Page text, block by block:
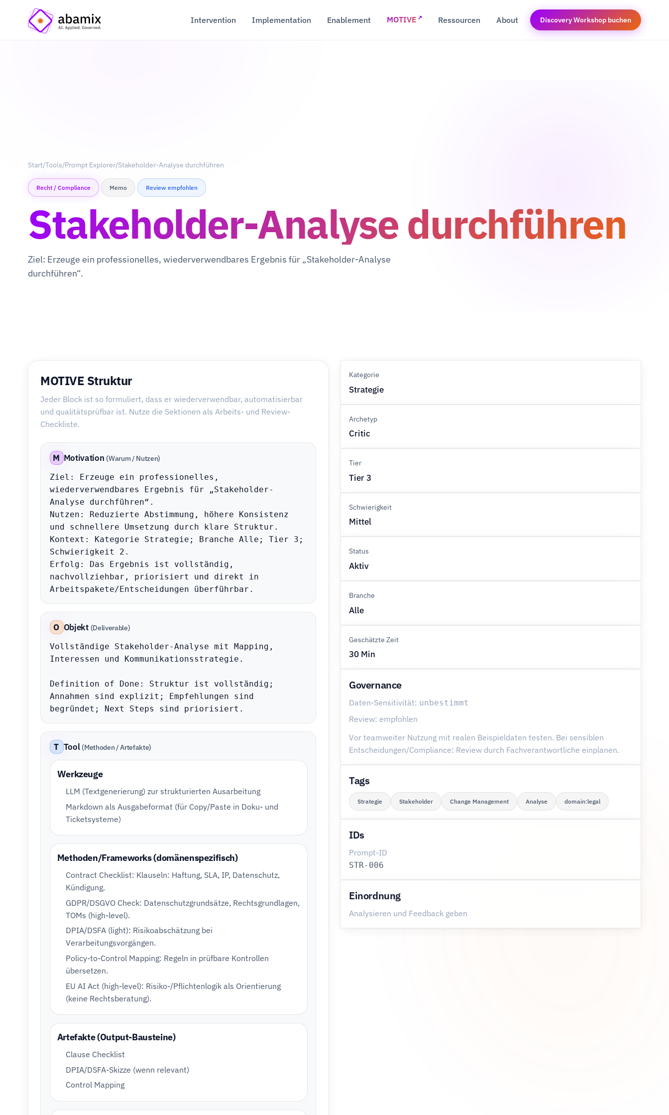
Intervention Implementation Enablement MOTIVE ↗ Ressourcen About Discovery Workshop buchen
Start/Tools/Prompt Explorer/Stakeholder-Analyse durchführen
Recht / Compliance Memo Review empfohlen
Stakeholder-Analyse durchführen
Ziel: Erzeuge ein professionelles, wiederverwendbares Ergebnis für „Stakeholder-Analyse
durchführen“.
MOTIVE Struktur
Jeder Block ist so formuliert, dass er wiederverwendbar, automatisierbar
und qualitätsprüfbar ist. Nutze die Sektionen als Arbeits- und Review-
Checkliste.
M Motivation (Warum / Nutzen)
Ziel: Erzeuge ein professionelles,
wiederverwendbares Ergebnis für „Stakeholder-
Analyse durchführen“.
Nutzen: Reduzierte Abstimmung, höhere Konsistenz
und schnellere Umsetzung durch klare Struktur.
Kontext: Kategorie Strategie; Branche Alle; Tier 3;
Schwierigkeit 2.
Erfolg: Das Ergebnis ist vollständig,
nachvollziehbar, priorisiert und direkt in
Arbeitspakete/Entscheidungen überführbar.
O Objekt (Deliverable)
Vollständige Stakeholder-Analyse mit Mapping,
Interessen und Kommunikationsstrategie.
Definition of Done: Struktur ist vollständig;
Annahmen sind explizit; Empfehlungen sind
begründet; Next Steps sind priorisiert.
T Tool (Methoden / Artefakte)
Werkzeuge
LLM (Textgenerierung) zur strukturierten Ausarbeitung
Markdown als Ausgabeformat (für Copy/Paste in Doku- und
Ticketsysteme)
Methoden/Frameworks (domänenspezifisch)
Contract Checklist: Klauseln: Haftung, SLA, IP, Datenschutz,
Kündigung.
GDPR/DSGVO Check: Datenschutzgrundsätze, Rechtsgrundlagen,
TOMs (high-level).
DPIA/DSFA (light): Risikoabschätzung bei
Verarbeitungsvorgängen.
Policy-to-Control Mapping: Regeln in prüfbare Kontrollen
übersetzen.
EU AI Act (high-level): Risiko-/Pflichtenlogik als Orientierung
(keine Rechtsberatung).
Artefakte (Output-Bausteine)
Clause Checklist
DPIA/DSFA-Skizze (wenn relevant)
Control Mapping
Kategorie
Strategie
Archetyp
Critic
Tier
Tier 3
Schwierigkeit
Mittel
Status
Aktiv
Branche
Alle
Geschätzte Zeit
30 Min
Governance
Daten-Sensitivität: unbestimmt
Review: empfohlen
Vor teamweiter Nutzung mit realen Beispieldaten testen. Bei sensiblen
Entscheidungen/Compliance: Review durch Fachverantwortliche einplanen.
Tags
Strategie Stakeholder Change Management Analyse domain:legal
IDs
Prompt-ID
STR-006
Einordnung
Analysieren und Feedback geben